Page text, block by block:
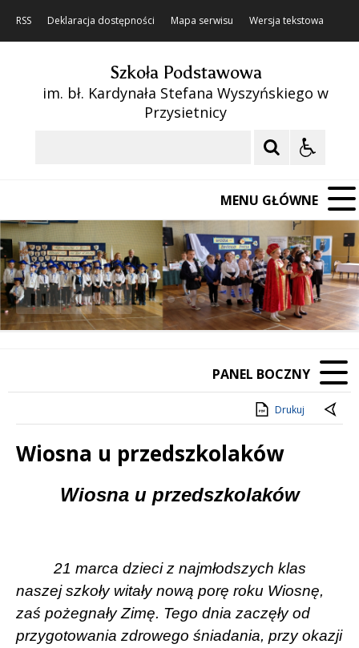
RSS Deklaracja dostępności Mapa serwisu Wersja tekstowa
Szkoła Podstawowa
im. bł. Kardynała Stefana Wyszyńskiego w
Przysietnicy
MENU GŁÓWNE
Poprzedni Element
Następny Element
❚❚
PANEL BOCZNY
Drukuj
Wiosna u przedszkolaków
TreśćWiosna u przedszkolaków
21 marca dzieci z najmłodszych klas
naszej szkoły witały nową porę roku Wiosnę,
zaś pożegnały Zimę. Tego dnia zaczęły od
przygotowania zdrowego śniadania, przy okazji